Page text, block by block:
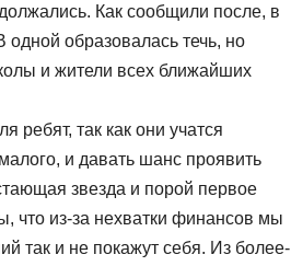
Как сообщили после, в
одной образовалась течь, но
и жители всех ближайших
ребят, так как они учатся
и давать шанс проявить
звезда и порой первое
что из-за нехватки финансов мы
так и не покажут себя. Из более-